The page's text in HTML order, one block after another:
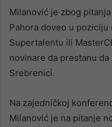
Milanović je zbog
Pahora doveo u poziciju
Supertalentu ili
novinare da prestanu da
Srebrenici.
Na zajedničkoj
Milanović je na pitanje